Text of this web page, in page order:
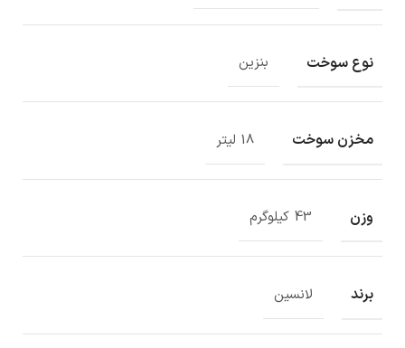
نوع سوخت بنزین
مخزن سوخت 18 لیتر
وزن 43 کیلوگرم
برند لانسین